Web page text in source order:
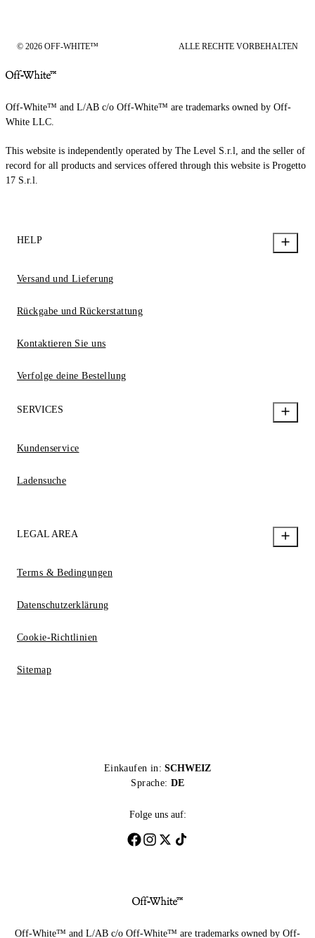
© 2026 OFF-WHITE™ ALLE RECHTE VORBEHALTEN
Off-White™ and L/AB c/o Off-White™ are trademarks owned by Off-
White LLC.
This website is independently operated by The Level S.r.l, and the seller of
record for all products and services offered through this website is Progetto
17 S.r.l.
HELP
Versand und Lieferung
Rückgabe und Rückerstattung
Kontaktieren Sie uns
Verfolge deine Bestellung
SERVICES
Kundenservice
Ladensuche
LEGAL AREA
Terms & Bedingungen
Datenschutzerklärung
Cookie-Richtlinien
Sitemap
Einkaufen in: SCHWEIZ
Sprache: DE
Folge uns auf:
Off-White™ and L/AB c/o Off-White™ are trademarks owned by Off-